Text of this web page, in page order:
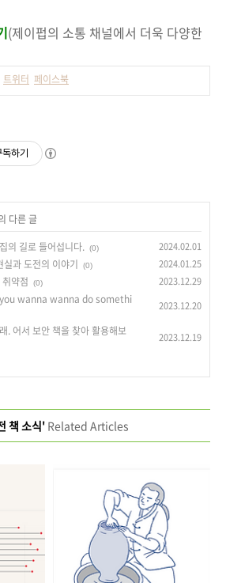
(제이펍의 소통 채널에서 더욱 다양한
트위터 페이스북
독하기
다른 글
의 길로 들어섭니다.
(0) 2024.02.01
과 도전의 이야기 (0) 2024.01.25
약점 (0) 2023.12.29
you wanna wanna do somethi
2023.12.20
. 어서 보안 책을 찾아 활용해보
2023.12.19
책 소식'Related Articles